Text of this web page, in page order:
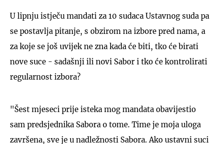
U lipnju istječu mandati za 10 sudaca Ustavnog suda pa
se postavlja pitanje, s obzirom na izbore pred nama, a
za koje se još uvijek ne zna kada će biti, tko će birati
nove suce - sadašnji ili novi Sabor i tko će kontrolirati
regularnost izbora?
"Šest mjeseci prije isteka mog mandata obavijestio
sam predsjednika Sabora o tome. Time je moja uloga
završena, sve je u nadležnosti Sabora. Ako ustavni suci